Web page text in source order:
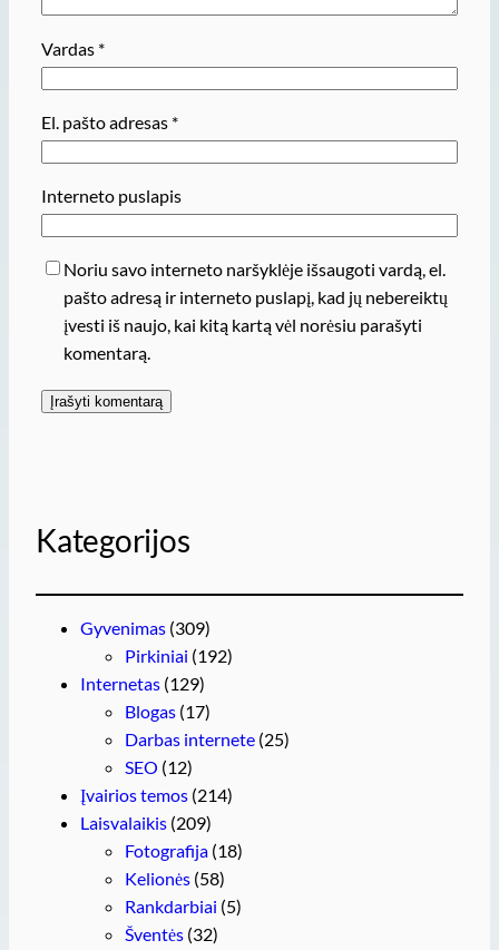
Vardas *
El. pašto adresas *
Interneto puslapis
Noriu savo interneto naršyklėje išsaugoti vardą, el.
pašto adresą ir interneto puslapį, kad jų nebereiktų
įvesti iš naujo, kai kitą kartą vėl norėsiu parašyti
komentarą.
Kategorijos
Gyvenimas (309)
Pirkiniai (192)
Internetas (129)
Blogas (17)
Darbas internete (25)
SEO (12)
Įvairios temos (214)
Laisvalaikis (209)
Fotografija (18)
Kelionės (58)
Rankdarbiai (5)
Šventės (32)